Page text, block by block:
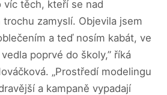
víc těch, kteří se nad
zamyslí. Objevila jsem
a teď nosím kabát, ve
poprvé do školy,” říká
„Prostředí modelingu
a kampaně vypadají